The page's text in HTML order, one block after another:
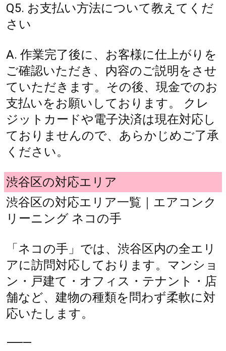
Q5. お支払い方法について教えてくだ
さい
A. 作業完了後に、お客様に仕上がりを
ご確認いただき、内容のご説明をさせ
ていただきます。その後、現金でのお
支払いをお願いしております。 クレ
ジットカードや電子決済は現在対応し
ておりませんので、あらかじめご了承
ください。
渋谷区の対応エリア
渋谷区の対応エリア一覧｜エアコンク
リーニング ネコの手
「ネコの手」では、渋谷区内の全エリ
アに訪問対応しております。マンショ
ン・戸建て・オフィス・テナント・店
舗など、建物の種類を問わず柔軟に対
応いたします。
⸻